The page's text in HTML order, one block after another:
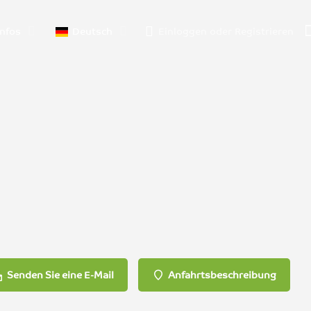
Senden Sie eine E-Mail Anfahrtsbeschreibung